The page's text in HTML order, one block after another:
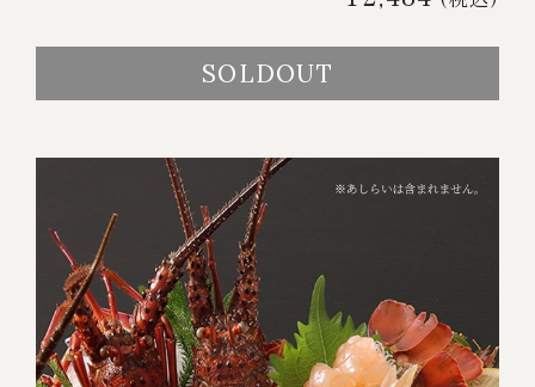
SOLDOUT